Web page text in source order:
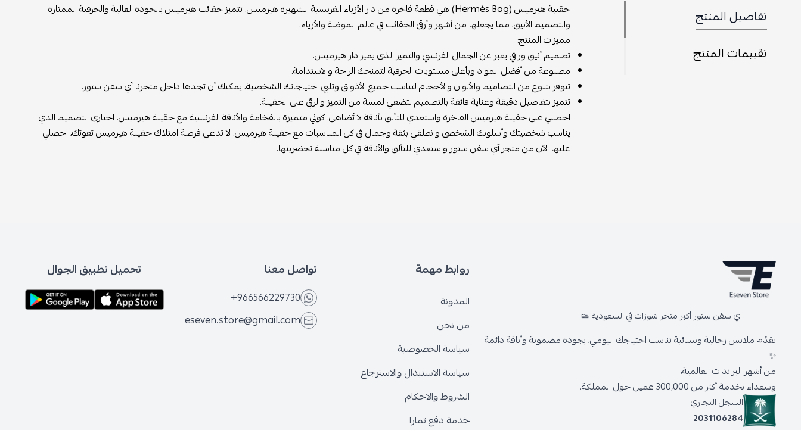
تفاصيل المنتج
تقييمات المنتج
حقيبة هيرميس (Hermès Bag) هي قطعة فاخرة من دار الأزياء الفرنسية الشهيرة هيرميس. تتميز حقائب هيرميس بالجودة العالية والحرفية الممتازة
والتصميم الأنيق، مما يجعلها من أشهر وأرقى الحقائب في عالم الموضة والأزياء.
مميزات المنتج:
تصميم أنيق وراقي يعبر عن الجمال الفرنسي والتميز الذي يميز دار هيرميس.
مصنوعة من أفضل المواد وبأعلى مستويات الحرفية لتمنحك الراحة والاستدامة.
تتوفر بتنوع من التصاميم والألوان والأحجام لتناسب جميع الأذواق وتلبي احتياجاتك الشخصية، يمكنك أن تجدها داخل متجرنا آي سفن ستور.
تتميز بتفاصيل دقيقة وعناية فائقة بالتصميم لتضفي لمسة من التميز والرقي على الحقيبة.
احصلي على حقيبة هيرميس الفاخرة واستعدي للتألق بأناقة لا تُضاهى. كوني متميزة بالفخامة والأناقة الفرنسية مع حقيبة هيرميس. اختاري التصميم الذي
يناسب شخصيتك وأسلوبك الشخصي وانطلقي بثقة وجمال في كل المناسبات مع حقيبة هيرميس. لا تدعي فرصة امتلاك حقيبة هيرميس تفوتك، احصلي
عليها الآن من متجر آي سفن ستور واستعدي للتألق والأناقة في كل مناسبة تحضرينها.
اي سفن ستور أكبر متجر شوزات في السعودية 👟
يقدّم ملابس رجالية ونسائية تناسب احتياجك اليومي، بجودة مضمونة وأناقة دائمة
✨
من أشهر البراندات العالمية،
وسعداء بخدمة أكثر من 300,000 عميل حول المملكة.
السجل التجاري
2031106284
روابط مهمة
المدونة
من نحن
سياسة الخصوصية
سياسة الاستبدال والاسترجاع
الشروط والاحكام
خدمة دفع تمارا
تواصل معنا
+966566229730
eseven.store@gmail.com
تحميل تطبيق الجوال